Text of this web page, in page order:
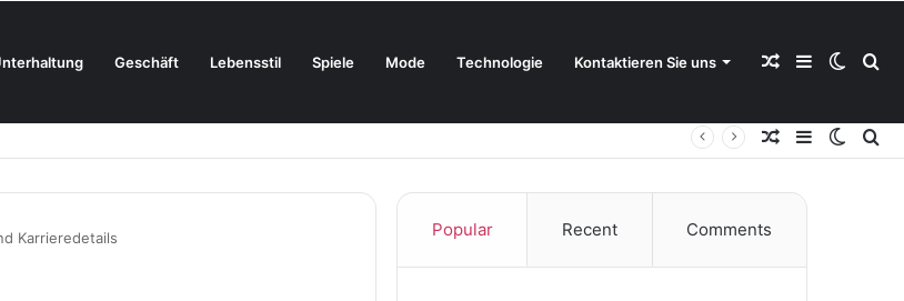
Geschäft Lebensstil Spiele Mode Technologie Kontaktieren Sie uns Switch
Sidebar
Random
neu definiert
Switch
Sidebar
Random
Karrieredetails Popular Recent Comments